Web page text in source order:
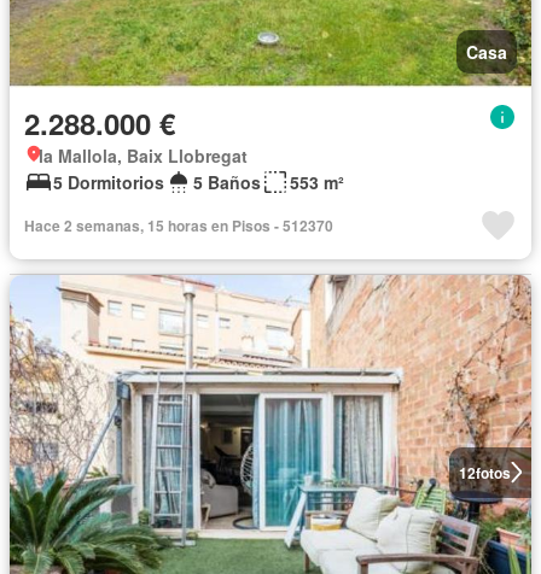
Casa
2.288.000 €
la Mallola, Baix Llobregat
5 Dormitorios
5 Baños 553 m²
Hace 2 semanas, 15 horas en Pisos - 512370
12fotos